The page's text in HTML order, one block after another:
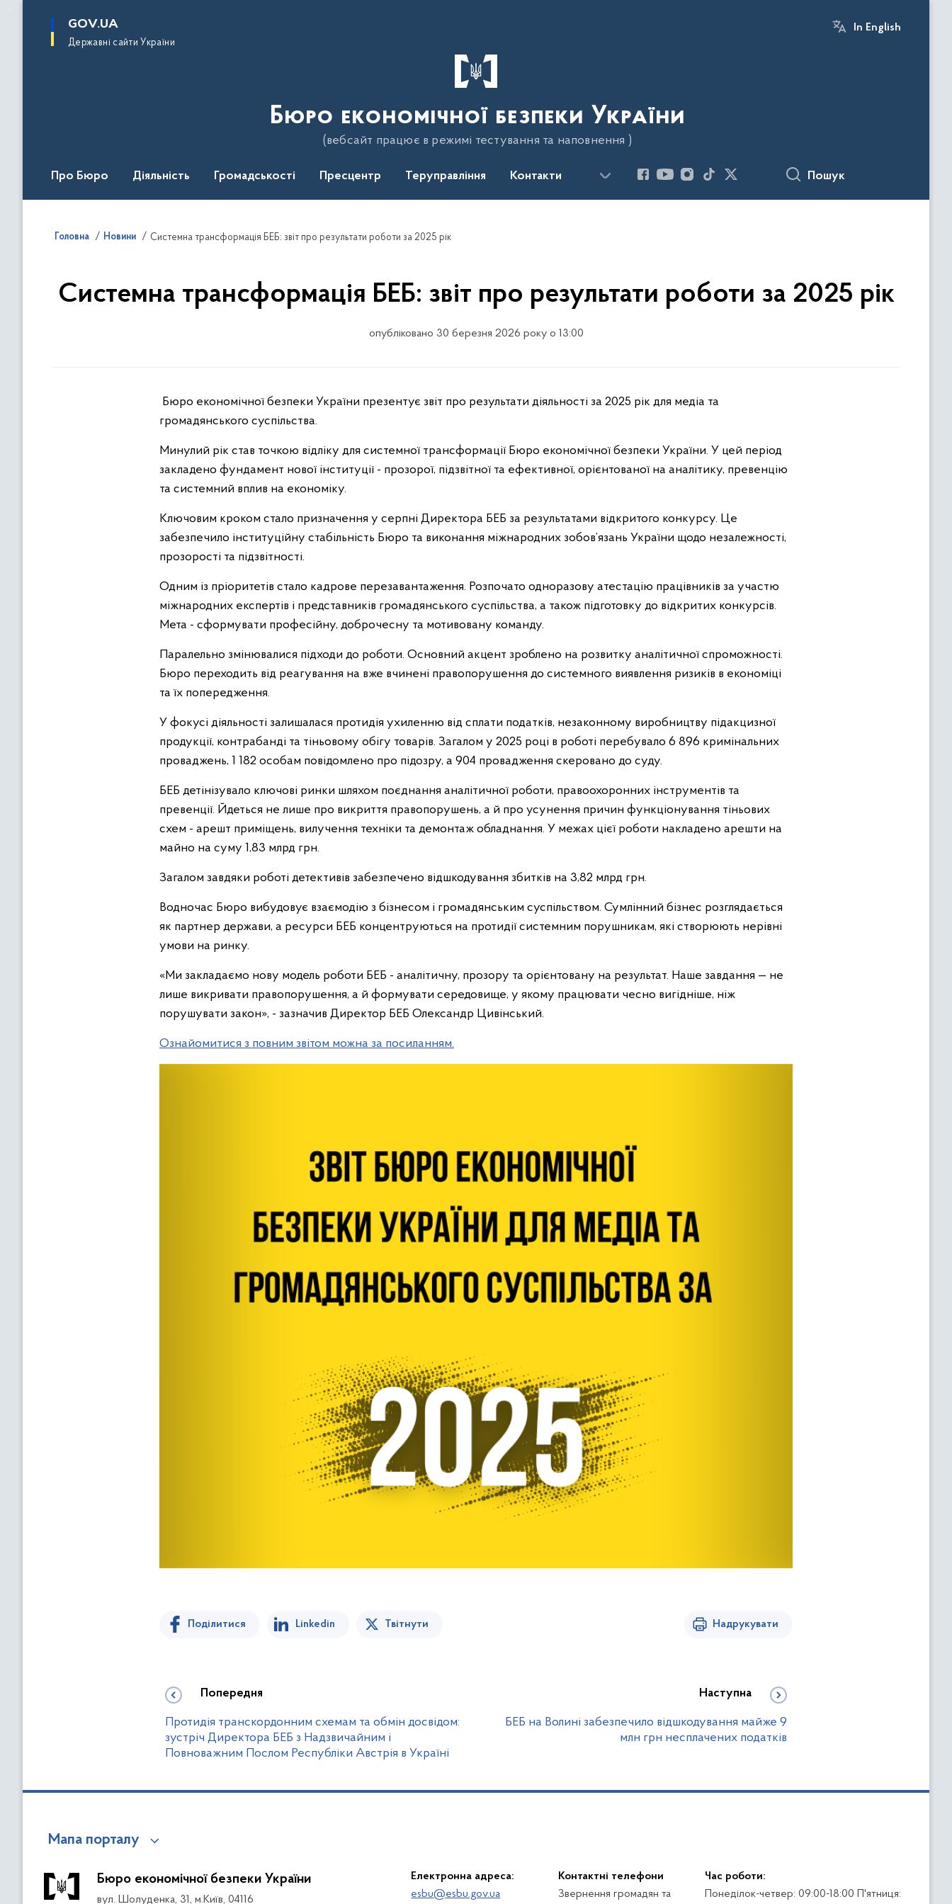
основного
GOV.UA
Державні сайти України
In English
Бюро економічної безпеки України
(вебсайт працює в режимі тестування та наповнення )
Про Бюро Діяльність Громадськості Пресцентр Теруправління Контакти Пошук
Головна Новини Системна трансформація БЕБ: звіт про результати роботи за 2025 рік
Системна трансформація БЕБ: звіт про результати роботи за 2025 рік
опубліковано 30 березня 2026 року о 13:00
Бюро економічної безпеки України презентує звіт про результати діяльності за 2025 рік для медіа та
громадянського суспільства.
Минулий рік став точкою відліку для системної трансформації Бюро економічної безпеки України. У цей період
закладено фундамент нової інституції - прозорої, підзвітної та ефективної, орієнтованої на аналітику, превенцію
та системний вплив на економіку.
Ключовим кроком стало призначення у серпні Директора БЕБ за результатами відкритого конкурсу. Це
забезпечило інституційну стабільність Бюро та виконання міжнародних зобов’язань України щодо незалежності,
прозорості та підзвітності.
Одним із пріоритетів стало кадрове перезавантаження. Розпочато одноразову атестацію працівників за участю
міжнародних експертів і представників громадянського суспільства, а також підготовку до відкритих конкурсів.
Мета - сформувати професійну, доброчесну та мотивовану команду.
Паралельно змінювалися підходи до роботи. Основний акцент зроблено на розвитку аналітичної спроможності.
Бюро переходить від реагування на вже вчинені правопорушення до системного виявлення ризиків в економіці
та їх попередження.
У фокусі діяльності залишалася протидія ухиленню від сплати податків, незаконному виробництву підакцизної
продукції, контрабанді та тіньовому обігу товарів. Загалом у 2025 році в роботі перебувало 6 896 кримінальних
проваджень, 1 182 особам повідомлено про підозру, а 904 провадження скеровано до суду.
БЕБ детінізувало ключові ринки шляхом поєднання аналітичної роботи, правоохоронних інструментів та
превенції. Йдеться не лише про викриття правопорушень, а й про усунення причин функціонування тіньових
схем - арешт приміщень, вилучення техніки та демонтаж обладнання. У межах цієї роботи накладено арешти на
майно на суму 1,83 млрд грн.
Загалом завдяки роботі детективів забезпечено відшкодування збитків на 3,82 млрд грн.
Водночас Бюро вибудовує взаємодію з бізнесом і громадянським суспільством. Сумлінний бізнес розглядається
як партнер держави, а ресурси БЕБ концентруються на протидії системним порушникам, які створюють нерівні
умови на ринку.
«Ми закладаємо нову модель роботи БЕБ - аналітичну, прозору та орієнтовану на результат. Наше завдання — не
лише викривати правопорушення, а й формувати середовище, у якому працювати чесно вигідніше, ніж
порушувати закон», - зазначив Директор БЕБ Олександр Цивінський.
Ознайомитися з повним звітом можна за посиланням.
Поділитися Linkedin Твітнути Надрукувати
Попередня
Протидія транскордонним схемам та обмін досвідом:
зустріч Директора БЕБ з Надзвичайним і
Повноважним Послом Республіки Австрія в Україні
Наступна
БЕБ на Волині забезпечило відшкодування майже 9
млн грн несплачених податків
Мапа порталу
Бюро економічної безпеки України
вул. Шолуденка, 31, м.Київ, 04116
Електронна адреса:
esbu@esbu.gov.ua
Контактні телефони
Звернення громадян та
Час роботи:
Понеділок-четвер: 09:00-18:00 П'ятниця: